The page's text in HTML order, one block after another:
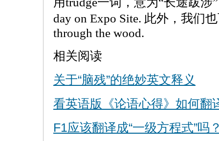
day on Expo Site. 此外，我们
through the wood.
相关阅读
关于“脑残”的绝妙英文释义
看英语版《论语心得》如何翻
F1应该翻译成“一级方程式”吗